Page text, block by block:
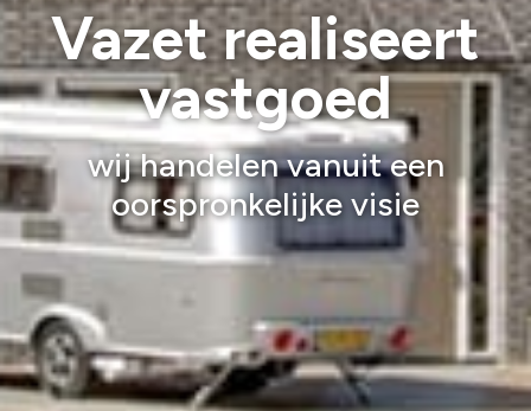
Vazet realiseert
vastgoed
wij handelen vanuit een
oorspronkelijke visie